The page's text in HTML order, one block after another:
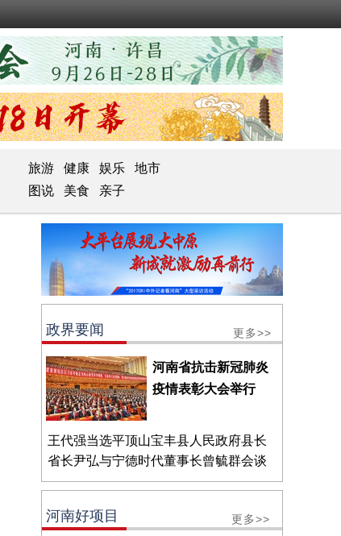
旅游 健康 娱乐
地市
图说 美食 亲子
政界要闻 更多>>
河南省抗击新冠肺炎
疫情表彰大会举行
王代强当选平顶山宝丰县人民政府县长
省长尹弘与宁德时代董事长曾毓群会谈
河南好项目 更多>>